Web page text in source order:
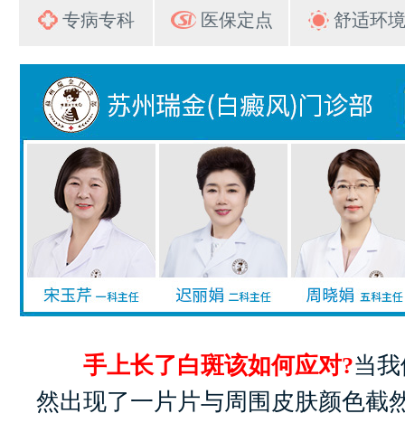
专病专科 医保定点 舒适环境
手上长了白斑该如何应对?当
然出现了一片片与周围皮肤颜色截